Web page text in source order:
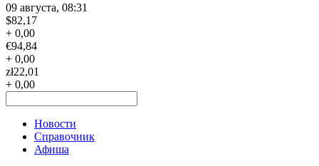
09 августа, 08:31
$82,17
+ 0,00
€94,84
+ 0,00
zł22,01
+ 0,00
Новости
Справочник
Афиша